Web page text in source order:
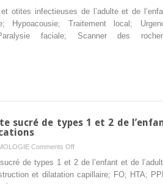
147
(Item
98).
otites infectieuses de l’adulte et de
Hypoacousie; Traitement local;
faciale; Scanner des
sucré de types 1 et 2 de
Comments Offon
245
de types 1 et 2 de l’enfant et de
et dilatation capillaire; FO; HTA;